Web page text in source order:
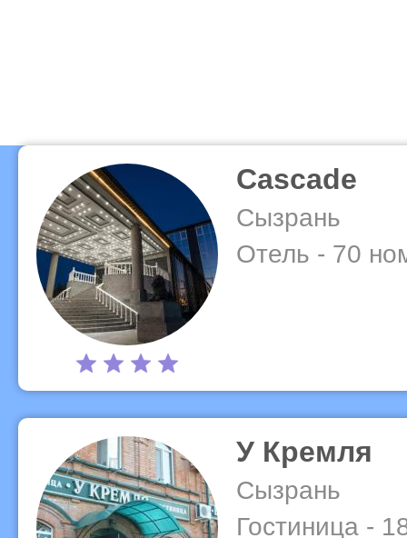
Cascade
Сызрань
Отель - 70
У Кремля
Сызрань
Гостиница -